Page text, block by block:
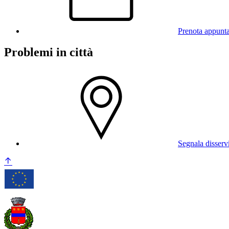
Prenota
Problemi in città
Segnala